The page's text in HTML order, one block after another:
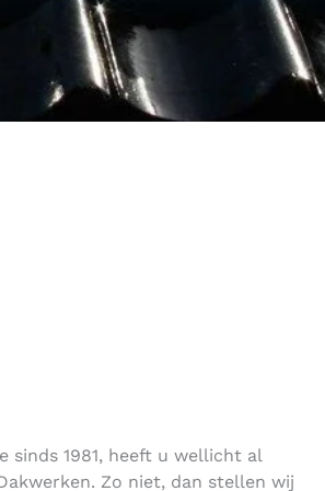
sinds 1981, heeft u wellicht al
Zo niet, dan stellen wij